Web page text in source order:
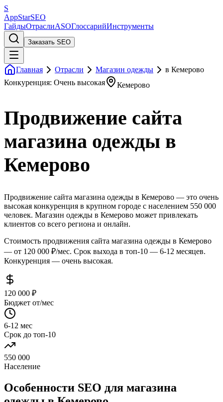
S
AppStarSEO
ГайдыОтраслиASOГлоссарийИнструменты
Заказать SEO
Главная Отрасли Магазин одежды
в Кемерово
Конкуренция: Очень высокая
Кемерово
Продвижение сайта
магазина одежды в
Кемерово
Продвижение сайта магазина одежды в Кемерово — это очень
высокая конкуренция в крупном городе с населением 550 000
человек. Магазин одежды в Кемерово может привлекать
клиентов со всего региона и онлайн.
Стоимость продвижения сайта магазина одежды в Кемерово
— от 120 000 ₽/мес. Срок выхода в топ-10 — 6-12 месяцев.
Конкуренция — очень высокая.
120 000 ₽
Бюджет от/мес
6-12 мес
Срок до топ-10
550 000
Население
Особенности SEO для магазина